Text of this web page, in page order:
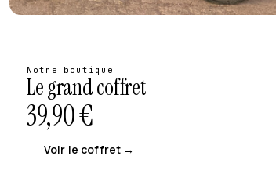
Notre boutique
Le grand coffret
39,90€
Voir le coffret →